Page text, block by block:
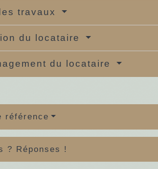
travaux
du locataire
du locataire
référence
? Réponses !